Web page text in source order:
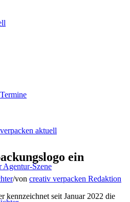
aktuell
Agentur-Szene
ein
/von creativ verpacken Redaktion
kennzeichnet seit Januar 2022 die